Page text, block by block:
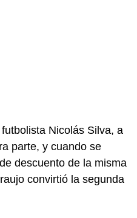
Nicolás Silva, a
parte, y cuando se
descuento de la misma
convirtió la segunda